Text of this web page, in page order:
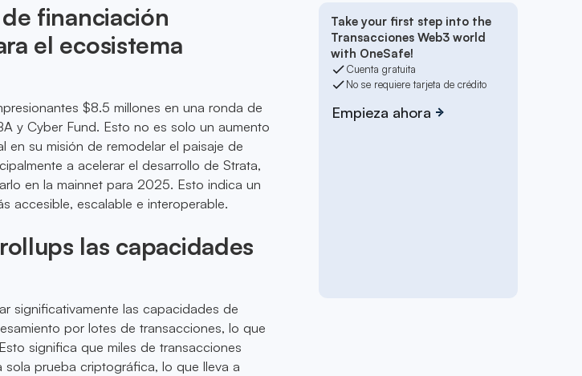
financiación
el ecosistema
$8.5 millones en una ronda de
y Cyber Fund. Esto no es solo un aumento
en su misión de remodelar el paisaje de
a acelerar el desarrollo de Strata,
en la mainnet para 2025. Esto indica un
accesible, escalable e interoperable.
las capacidades
significativamente las capacidades de
por lotes de transacciones, lo que
significa que miles de transacciones
prueba criptográfica, lo que lleva a
Take your first step into the
Transacciones Web3 world
with OneSafe!
Cuenta gratuita
No se requiere tarjeta de crédito
Empieza ahora